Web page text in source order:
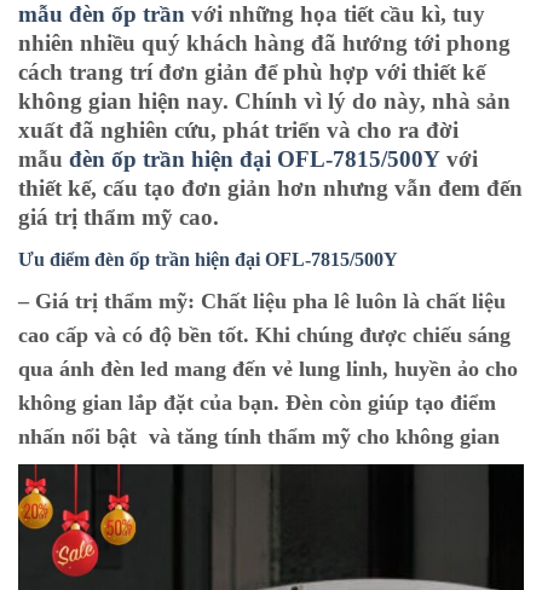
mẫu đèn ốp trần với những họa tiết cầu kì, tuy
nhiên nhiều quý khách hàng đã hướng tới phong
cách trang trí đơn giản để phù hợp với thiết kế
không gian hiện nay. Chính vì lý do này, nhà sản
xuất đã nghiên cứu, phát triển và cho ra đời
mẫu đèn ốp trần hiện đại OFL-7815/500Y với
thiết kế, cấu tạo đơn giản hơn nhưng vẫn đem đến
giá trị thẩm mỹ cao.
Ưu điểm đèn ốp trần hiện đại OFL-7815/500Y
– Giá trị thẩm mỹ: Chất liệu pha lê luôn là chất liệu
cao cấp và có độ bền tốt. Khi chúng được chiếu sáng
qua ánh đèn led mang đến vẻ lung linh, huyền ảo cho
không gian lắp đặt của bạn. Đèn còn giúp tạo điểm
nhấn nổi bật và tăng tính thẩm mỹ cho không gian